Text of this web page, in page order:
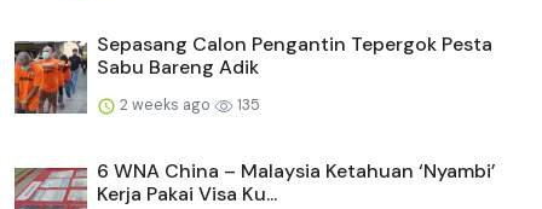
Sepasang Calon Pengantin Tepergok Pesta
Sabu Bareng Adik
2 weeks ago 135
6 WNA China – Malaysia Ketahuan ‘Nyambi’
Kerja Pakai Visa Ku...